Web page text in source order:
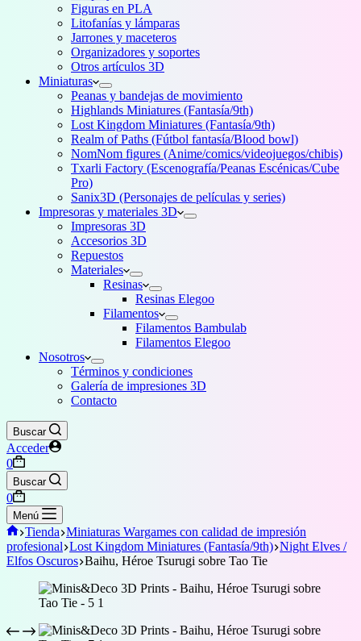
Figuras en PLA
Litofanías y lámparas
Jarrones y maceteros
Organizadores y soportes
Otros artículos 3D
Miniaturas
Peanas y bandejas de movimiento
Highlands Miniatures (Fantasía/9th)
Lost Kingdom Miniatures (Fantasía/9th)
Realm of Paths (Fútbol fantasía/Blood bowl)
NomNom figures (Anime/comics/videojuegos/chibis)
Txarli Factory (Escenografía/Peanas Escénicas/Cube
Pro)
Sanix3D (Personajes de películas y series)
Impresoras y materiales 3D
Impresoras 3D
Accesorios 3D
Repuestos
Materiales
Resinas
Resinas Elegoo
Filamentos
Filamentos Bambulab
Filamentos Elegoo
Nosotros
Términos y condiciones
Galería de impresiones 3D
Contacto
Buscar
Acceder
Carro
de
compra
0
Buscar
Carro
de
compra
0
Menú
Inicio
Tienda Miniaturas Wargames con calidad de impresión
profesional Lost Kingdom Miniatures (Fantasía/9th) Night Elves /
Elfos Oscuros Baihu, Héroe Tsurugi sobre Tao Tie